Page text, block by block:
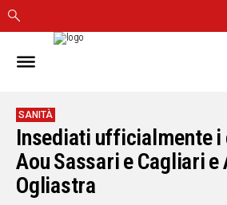
IN
CAGLIARI
SASSARI
NUORO
ORISTANO
SULCIS
SANITÀ
Insediati ufficialmente
Aou Sassari e Cagliari e
Ogliastra